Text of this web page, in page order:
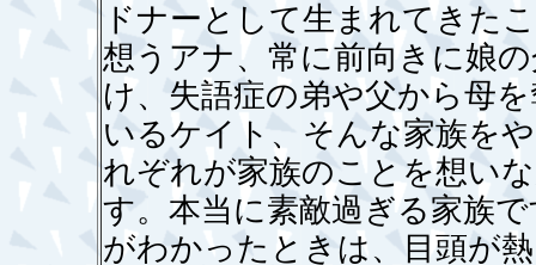
ドナーとして生まれてきた
想うアナ、常に前向きに娘
け、失語症の弟や父から母
いるケイト、そんな家族を
れぞれが家族のことを想い
す。本当に素敵過ぎる家族
がわかったときは、目頭が